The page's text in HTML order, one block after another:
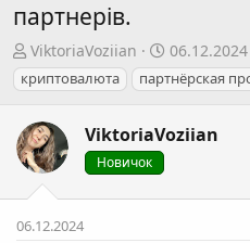
партнерів.
А
в
т
о
р
т
е
и
ViktoriaVoziian
Д
а
т
с
06.12.2024
криптовалюта
партнёрская
ViktoriaVoziian
Новичок
06.12.2024